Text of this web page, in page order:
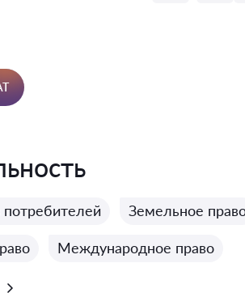
Земельное
Международное право